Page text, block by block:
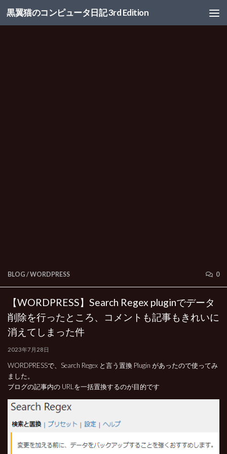
コンテンツへスキップ
黒翼猫のコンピュータ日記 3rd Edition
BLOG /WORDPRESS 0
【WORDPRESS】Search Regex pluginでデータ
削除を行ったところ、コメントも記事もきれいに
消えてしまった件
2023年7月28日
WORDPRESSで、Search Regex と言う置換 Plugin があったので使ってみ
ました。
ブログの記事内の URLを一括置換するのが目的です